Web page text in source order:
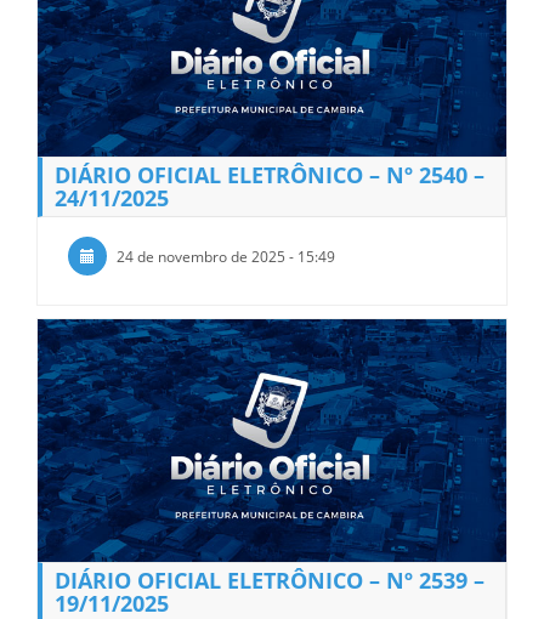
DIÁRIO OFICIAL ELETRÔNICO – Nº 2540 –
24/11/2025
24 de novembro de 2025 - 15:49
DIÁRIO OFICIAL ELETRÔNICO – Nº 2539 –
19/11/2025